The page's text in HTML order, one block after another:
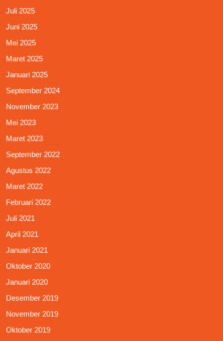
Juli 2025
Juni 2025
Mei 2025
Maret 2025
Januari 2025
September 2024
November 2023
Mei 2023
Maret 2023
September 2022
Agustus 2022
Maret 2022
Februari 2022
Juli 2021
April 2021
Januari 2021
Oktober 2020
Januari 2020
Desember 2019
November 2019
Oktober 2019